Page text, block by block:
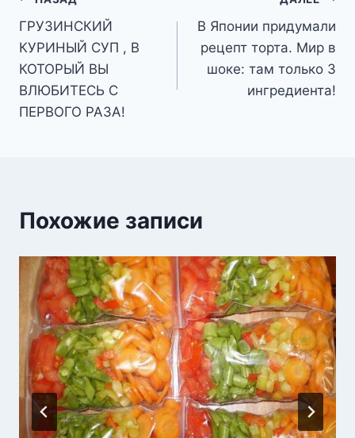
по
записям
ГРУЗИНСКИЙ
КУРИНЫЙ СУП , В
КОТОРЫЙ ВЫ
ВЛЮБИТЕСЬ С
ПЕРВОГО РАЗА!
В Японии придумали
рецепт торта. Мир в
шоке: там только 3
ингредиента!
Похожие записи